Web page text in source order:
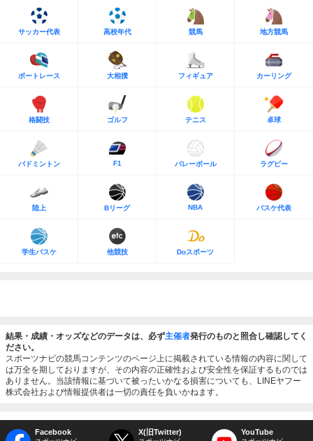
サッカー代表 高校年代 競馬 地方競馬
ボートレース 大相撲 フィギュア カーリング
格闘技 ゴルフ テニス 卓球
バドミントン F1 バレーボール ラグビー
陸上 Bリーグ NBA バスケ代表
学生バスケ 他競技 Doスポーツ
結果・成績・オッズなどのデータは、必ず主催者発行のものと照合し確認してく
ださい。
スポーツナビの競馬コンテンツのページ上に掲載されている情報の内容に関して
は万全を期しておりますが、その内容の正確性および安全性を保証するものでは
ありません。当該情報に基づいて被ったいかなる損害についても、LINEヤフー
株式会社および情報提供者は一切の責任を負いかねます。
Facebook X(旧Twitter) YouTube